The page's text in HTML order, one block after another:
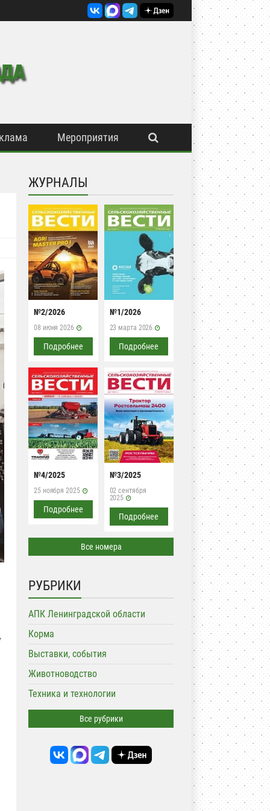
Мероприятия
ЖУРНАЛЫ
№2/2026
08 июня 2026
Подробнее
№1/2026
23 марта 2026
Подробнее
№4/2025
25 ноября 2025
Подробнее
№3/2025
02 сентября
2025
Подробнее
Все номера
РУБРИКИ
АПК Ленинградской области
Корма
Выставки, события
Животноводство
Техника и технологии
Все рубрики